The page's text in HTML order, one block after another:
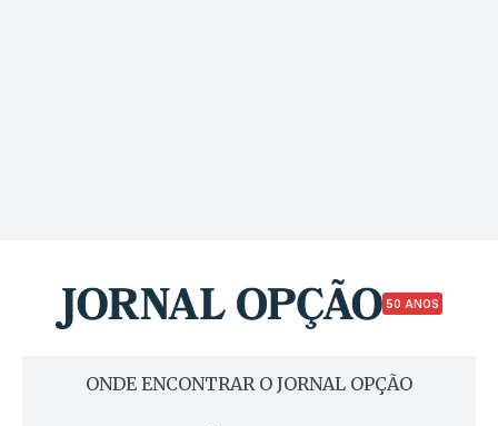
50 ANOS
ONDE ENCONTRAR O JORNAL OPÇÃO